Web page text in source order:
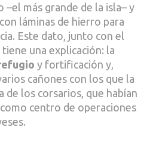
más grande de la isla– y
láminas de hierro para
Este dato, junto con el
una explicación: la
y fortificación y,
cañones con los que la
de los corsarios, que habían
centro de operaciones